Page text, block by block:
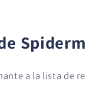
a la lista de